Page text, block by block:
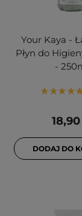
Your Kaya -
Płyn do
-
18,90
DODAJ DO